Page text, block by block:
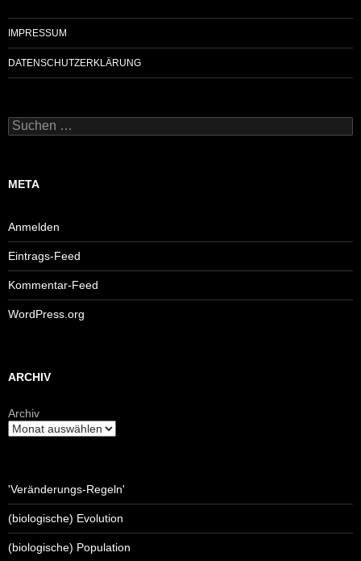
IMPRESSUM
DATENSCHUTZERKLÄRUNG
Suchen
nach:
META
Anmelden
Eintrags-Feed
Kommentar-Feed
WordPress.org
ARCHIV
Archiv
'Veränderungs-Regeln'
(biologische) Evolution
(biologische) Population